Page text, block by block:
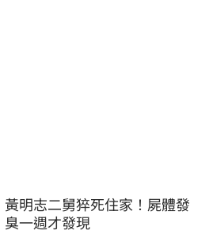
黃明志二舅猝死住家！屍體發
臭一週才發現